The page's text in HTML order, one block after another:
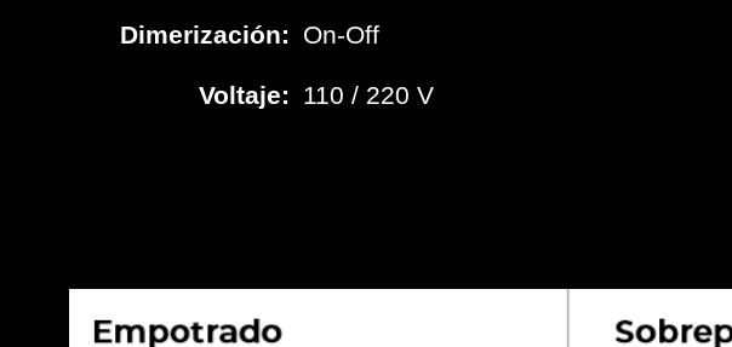
Dimerización: On-Off
Voltaje: 110 / 220 V